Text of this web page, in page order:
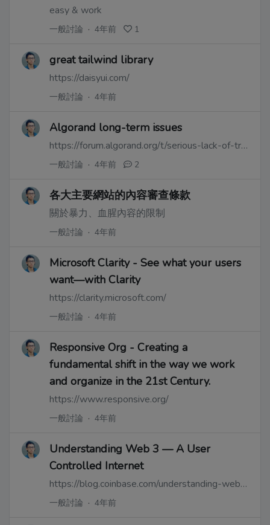
easy & work
一般討論 · 4年前 1
great tailwind library
https://daisyui.com/
一般討論 · 4年前
Algorand long-term issues
https://forum.algorand.org/t/serious-lack-of-transparency-and-engagement-of-algorand-foundation/2385
一般討論 · 4年前 2
各大主要網站的內容審查條款
關於暴力、血腥內容的限制
一般討論 · 4年前
Microsoft Clarity - See what your users
want—with Clarity
https://clarity.microsoft.com/
一般討論 · 4年前
Responsive Org - Creating a
fundamental shift in the way we work
and organize in the 21st Century.
https://www.responsive.org/
一般討論 · 4年前
Understanding Web 3 — A User
Controlled Internet
https://blog.coinbase.com/understanding-web-3-a-user-controlled-internet-a39c21cf83f3
一般討論 · 4年前